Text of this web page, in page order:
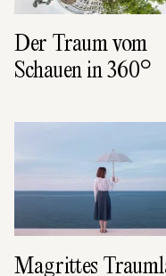
Der Traum vom
Schauen in 360°
Magrittes